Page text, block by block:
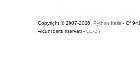
Copyright © 2007-2026, Python Italia - Cf
Alcuni diritti riservati - CC-BY